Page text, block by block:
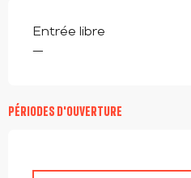
Entrée libre
—
PÉRIODES D'OUVERTURE